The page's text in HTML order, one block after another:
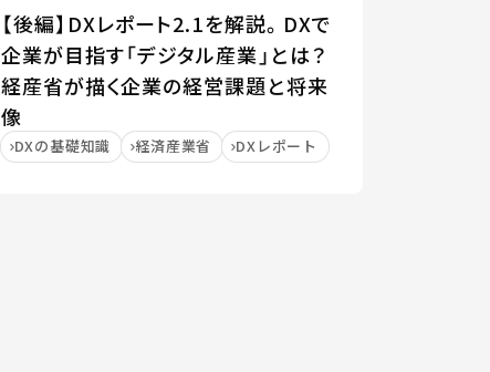
【後編】DXレポート2.1を解説。DXで
企業が目指す「デジタル産業」とは？
経産省が描く企業の経営課題と将来
像
DXの基礎知識 経済産業省 DXレポート